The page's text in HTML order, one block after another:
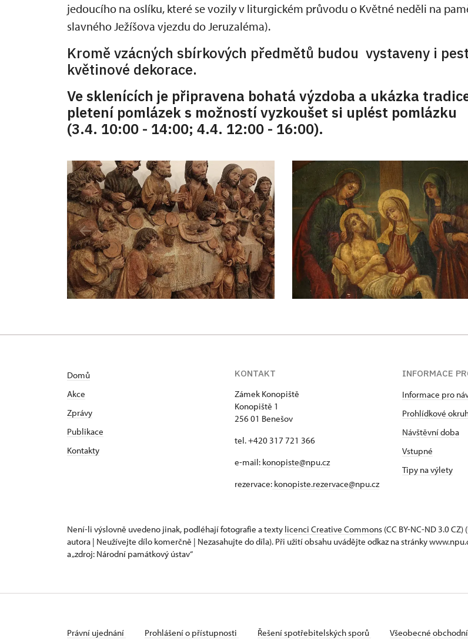
jedoucího na oslíku, které se vozily v liturgickém průvodu o Květné neděli na
slavného Ježíšova vjezdu do Jeruzaléma).
Kromě vzácných sbírkových předmětů budou vystaveny i
květinové dekorace.
Ve sklenících je připravena bohatá výzdoba a ukázka
pletení pomlázek s možností vyzkoušet si uplést pomlázku
(3.4. 10:00 - 14:00; 4.4. 12:00 - 16:00).
Domů
Akce
Zprávy
Publikace
Kontakty
KONTAKT
Zámek Konopiště
Konopiště 1
256 01 Benešov
tel. +420 317 721 366
e-mail: konopiste@npu.cz
rezervace: konopiste.rezervace@npu.cz
INFORMACE
Informace pro
Prohlídkové
Návštěvní doba
Vstupné
Tipy na výlety
Není-li výslovně uvedeno jinak, podléhají fotografie a texty licenci Creative Commons (CC BY-NC-ND 3.0 CZ)
autora | Neužívejte dílo komerčně | Nezasahujte do díla). Při užití obsahu uvádějte odkaz na stránky
a „zdroj: Národní památkový ústav“
Právní ujednání Prohlášení o přístupnosti Řešení spotřebitelských sporů Všeobecné